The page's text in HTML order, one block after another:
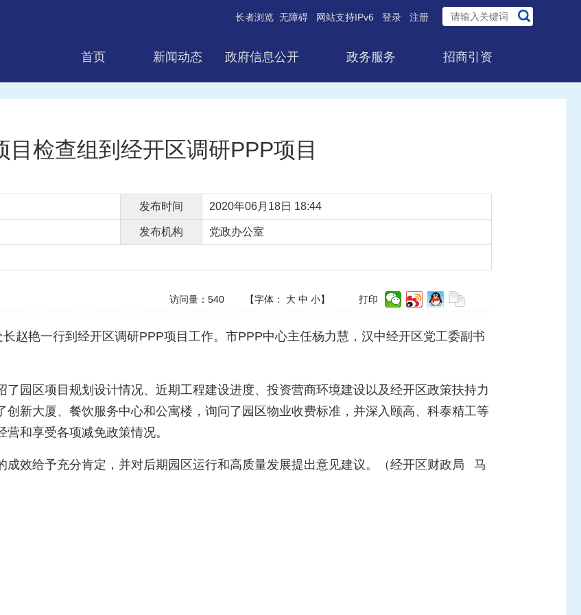
长者浏览 无障碍 网站支持IPv6 登录 注册
首页 新闻动态 政府信息公开 政务服务 招商引资
目检查组到经开区调研PPP项目
发布时间 2020年06月18日 18:44
发布机构 党政办公室
访问量： 540 【字体： 大 中 小】 打印
赵艳一行到经开区调研PPP项目工作。市PPP中心主任杨力慧，汉中经开区党工委副书
园区项目规划设计情况、近期工程建设进度、投资营商环境建设以及经开区政策扶持力
新大厦、餐饮服务中心和公寓楼，询问了园区物业收费标准，并深入颐高、科泰精工等
和享受各项减免政策情况。
成效给予充分肯定，并对后期园区运行和高质量发展提出意见建议。（经开区财政局 马